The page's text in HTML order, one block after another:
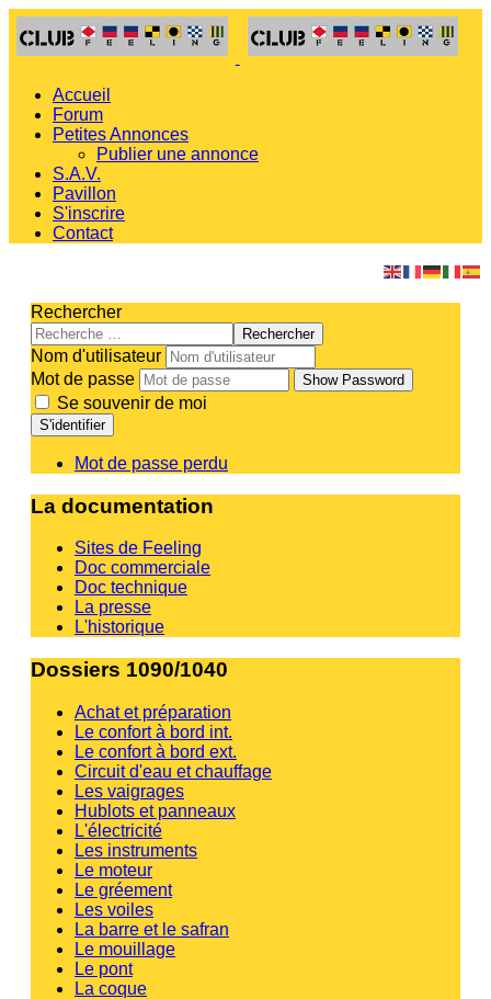
Accueil
Forum
Petites Annonces
Publier une annonce
S.A.V.
Pavillon
S'inscrire
Contact
Rechercher
Rechercher
Nom d'utilisateur
Mot de passe
Show Password
Se souvenir de moi
S'identifier
Mot de passe perdu
La documentation
Sites de Feeling
Doc commerciale
Doc technique
La presse
L'historique
Dossiers 1090/1040
Achat et préparation
Le confort à bord int.
Le confort à bord ext.
Circuit d'eau et chauffage
Les vaigrages
Hublots et panneaux
L'électricité
Les instruments
Le moteur
Le gréement
Les voiles
La barre et le safran
Le mouillage
Le pont
La coque